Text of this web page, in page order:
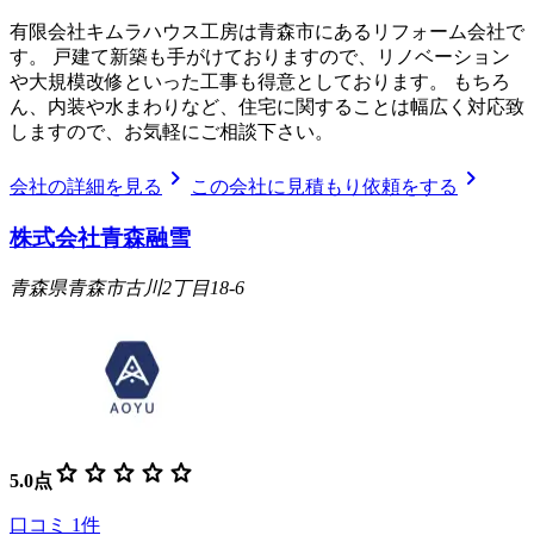
有限会社キムラハウス工房は青森市にあるリフォーム会社で
す。 戸建て新築も手がけておりますので、リノベーション
や大規模改修といった工事も得意としております。 もちろ
ん、内装や水まわりなど、住宅に関することは幅広く対応致
しますので、お気軽にご相談下さい。
会社の詳細を見る chevron_right この会社に見積もり依頼をする chevron_right
株式会社青森融雪
青森県青森市古川2丁目18-6
5.0点 star star star star star
口コミ 1件